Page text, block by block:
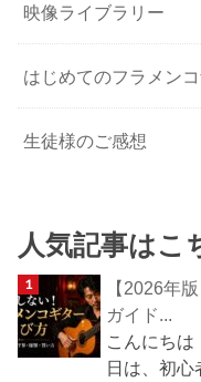
映像ライブラリー
はじめてのフラメン
生徒様のご感想
人気記事はこ
【2026年
ガイド...
こんにちは
日は、初心